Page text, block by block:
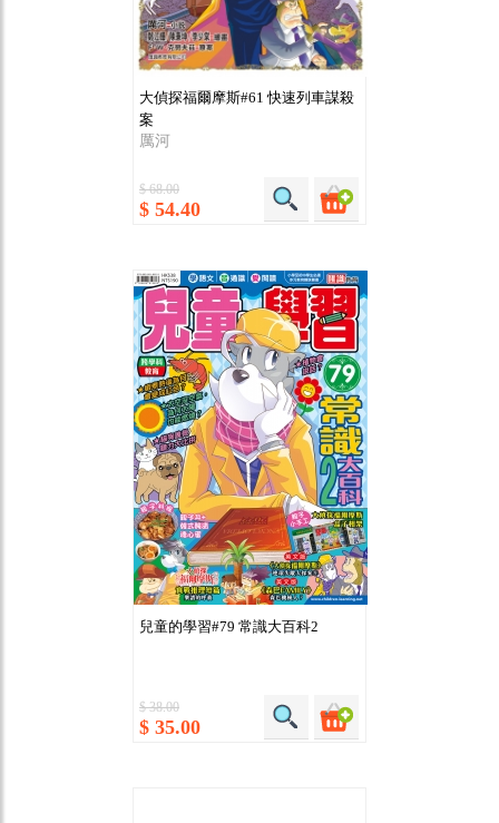
大偵探福爾摩斯#61 快速列車謀殺
案
厲河
$ 68.00
$ 54.40
兒童的學習#79 常識大百科2
$ 38.00
$ 35.00